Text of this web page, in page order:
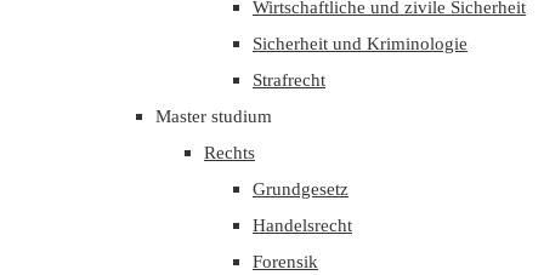
Wirtschaftliche und zivile Sicherheit
Sicherheit und Kriminologie
Strafrecht
Master studium
Rechts
Grundgesetz
Handelsrecht
Forensik